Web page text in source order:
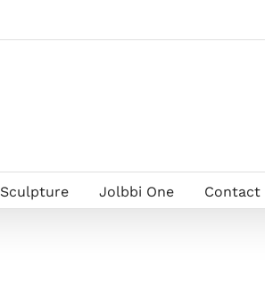
Sculpture Jolbbi One Contact